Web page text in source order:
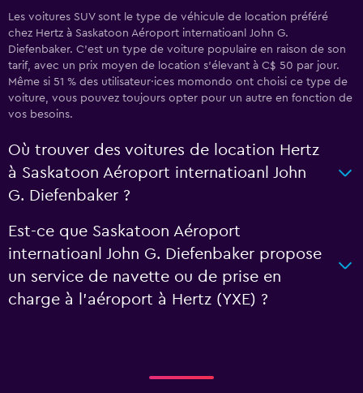
Les voitures SUV sont le type de véhicule de location préféré
chez Hertz à Saskatoon Aéroport internatioanl John G.
Diefenbaker. C'est un type de voiture populaire en raison de son
tarif, avec un prix moyen de location s'élevant à C$ 50 par jour.
Même si 51 % des utilisateur·ices momondo ont choisi ce type de
voiture, vous pouvez toujours opter pour un autre en fonction de
vos besoins.
Où trouver des voitures de location Hertz
à Saskatoon Aéroport internatioanl John
G. Diefenbaker ?
Est-ce que Saskatoon Aéroport
internatioanl John G. Diefenbaker propose
un service de navette ou de prise en
charge à l’aéroport à Hertz (YXE) ?